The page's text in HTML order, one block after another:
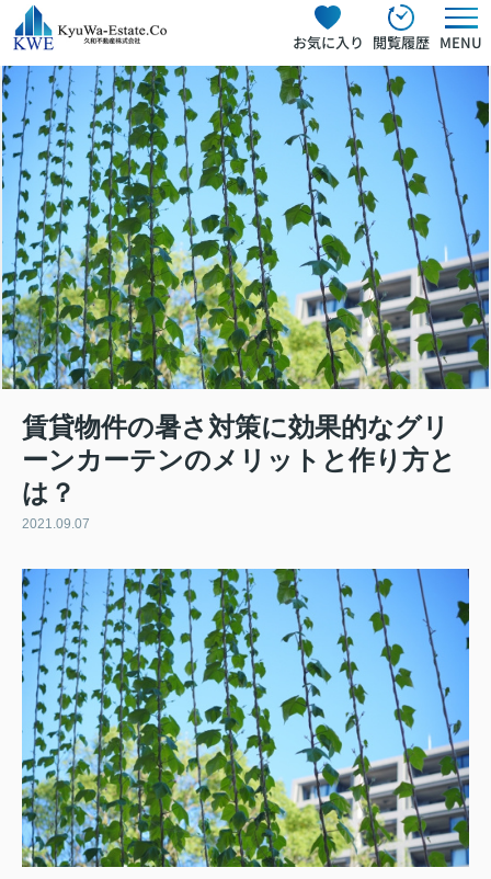
お気に入り 閲覧履歴 MENU
賃貸物件の暑さ対策に効果的なグリ
ーンカーテンのメリットと作り方と
は？
2021.09.07